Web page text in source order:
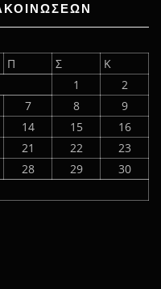
Π Σ
Κ
1
2
7 8
9
14 15
16
21 22
23
28 29
30